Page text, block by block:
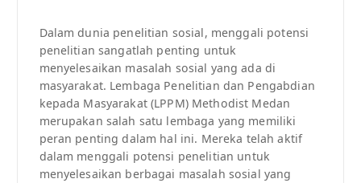
Dalam dunia penelitian sosial, menggali potensi
penelitian sangatlah penting untuk
menyelesaikan masalah sosial yang ada di
masyarakat. Lembaga Penelitian dan Pengabdian
kepada Masyarakat (LPPM) Methodist Medan
merupakan salah satu lembaga yang memiliki
peran penting dalam hal ini. Mereka telah aktif
dalam menggali potensi penelitian untuk
menyelesaikan berbagai masalah sosial yang